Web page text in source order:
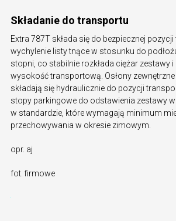
Składanie do transportu
Extra 787T składa się do bezpiecznej
wychylenie listy tnące w stosunku do
stopni, co stabilnie rozkłada ciężar zestawy
wysokość transportową. Osłony
składają się hydraulicznie do pozycji
stopy parkingowe do odstawienia zestawy
w standardzie, które wymagają minimum
przechowywania w okresie zimowym.
opr. aj
fot. firmowe